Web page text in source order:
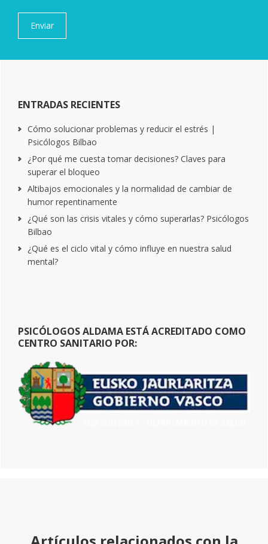
ENTRADAS RECIENTES
Cómo solucionar problemas y reducir el estrés |
Psicólogos Bilbao
¿Por qué me cuesta tomar decisiones? Claves para
superar el bloqueo
Altibajos emocionales y la normalidad de cambiar de
humor repentinamente
¿Qué son las crisis vitales y cómo superarlas? Psicólogos
Bilbao
¿Qué es el ciclo vital y cómo influye en nuestra salud
mental?
PSICÓLOGOS ALDAMA ESTÁ ACREDITADO COMO
CENTRO SANITARIO POR: